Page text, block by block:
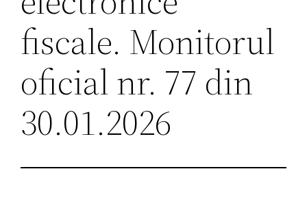
fiscale. Monitorul
oficial nr. 77 din
30.01.2026